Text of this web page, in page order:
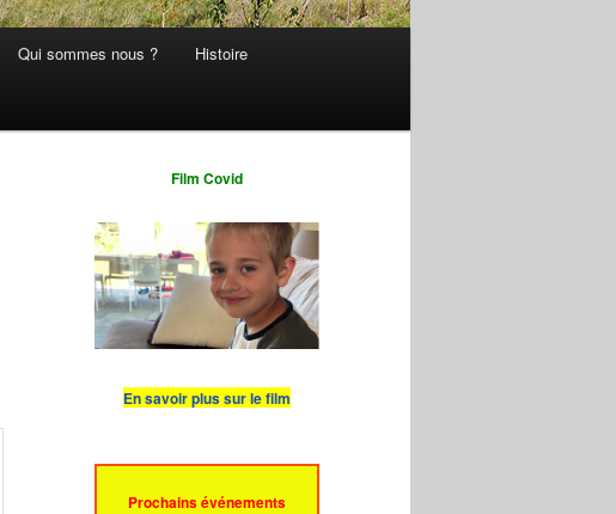
Qui sommes nous ? Histoire
Film Covid
En savoir plus sur le film
Prochains événements